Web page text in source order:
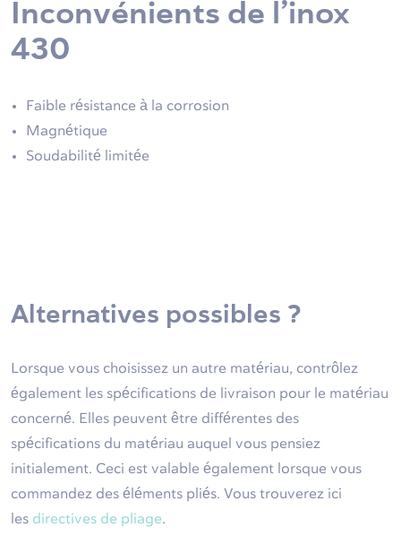
Inconvénients de l’inox
430
Faible résistance à la corrosion
Magnétique
Soudabilité limitée
Alternatives possibles ?
Lorsque vous choisissez un autre matériau, contrôlez
également les spécifications de livraison pour le matériau
concerné. Elles peuvent être différentes des
spécifications du matériau auquel vous pensiez
initialement. Ceci est valable également lorsque vous
commandez des éléments pliés. Vous trouverez ici
les directives de pliage.